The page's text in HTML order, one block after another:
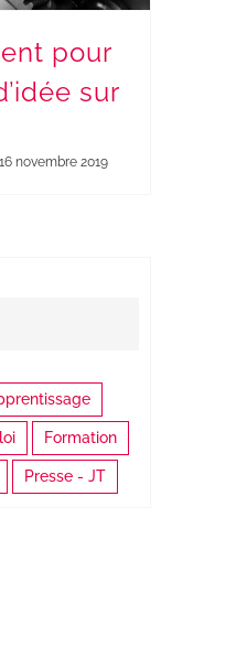
pour
sur
16 novembre 2019
Formation
Presse - JT